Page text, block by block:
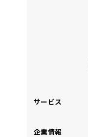
サービス
企業情報